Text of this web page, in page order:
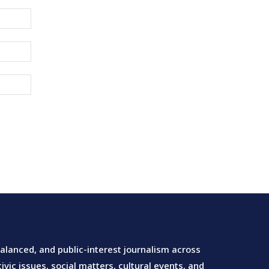
and public-interest journalism across
issues, social matters, cultural events, and